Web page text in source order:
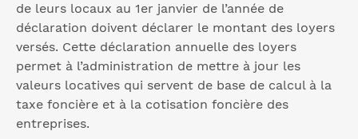
de leurs locaux au 1er janvier de l’année de
déclaration doivent déclarer le montant des loyers
versés. Cette déclaration annuelle des loyers
permet à l’administration de mettre à jour les
valeurs locatives qui servent de base de calcul à la
taxe foncière et à la cotisation foncière des
entreprises.